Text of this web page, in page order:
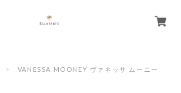
VANESSA MOONEY ヴァネッサ ムーニー